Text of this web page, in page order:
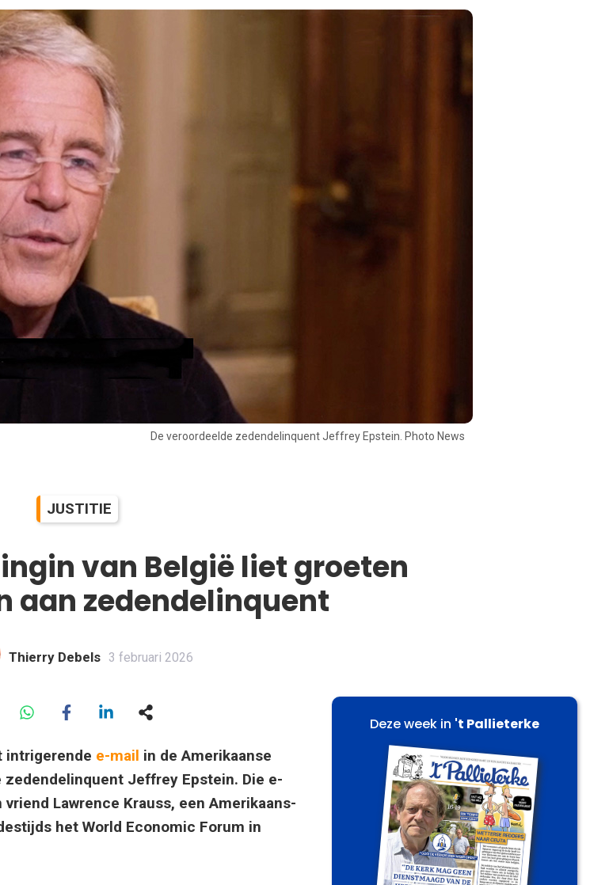
De veroordeelde zedendelinquent Jeffrey Epstein. Photo News
JUSTITIE
van België liet groeten
aan zedendelinquent
Thierry Debels 3 februari 2026
intrigerende e-mail in de Amerikaanse
zedendelinquent Jeffrey Epstein. Die e-
Lawrence Krauss, een Amerikaans-
het World Economic Forum in
Deze week in 't Pallieterke